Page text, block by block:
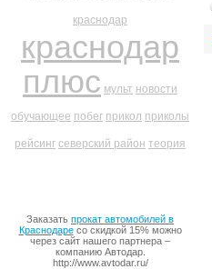
краснодар
краснодар
плюс мульт новости
обучающее побег прикол приколы
рейсинг северский район теория
Заказать прокат автомобилей в
Краснодаресо скидкой 15% можно
через сайт нашего партнера –
компанию Автодар.
http://www.avtodar.ru/